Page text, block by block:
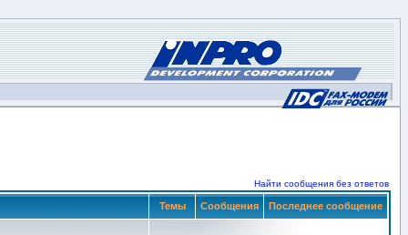
Найти сообщения без ответов
Темы Сообщения Последнее сообщение